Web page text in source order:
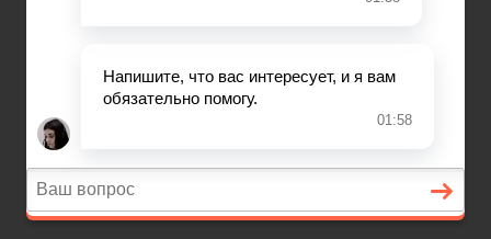
Главная
Договорные отношения
Увольнение
Заработная плата
Вопросы и ответы